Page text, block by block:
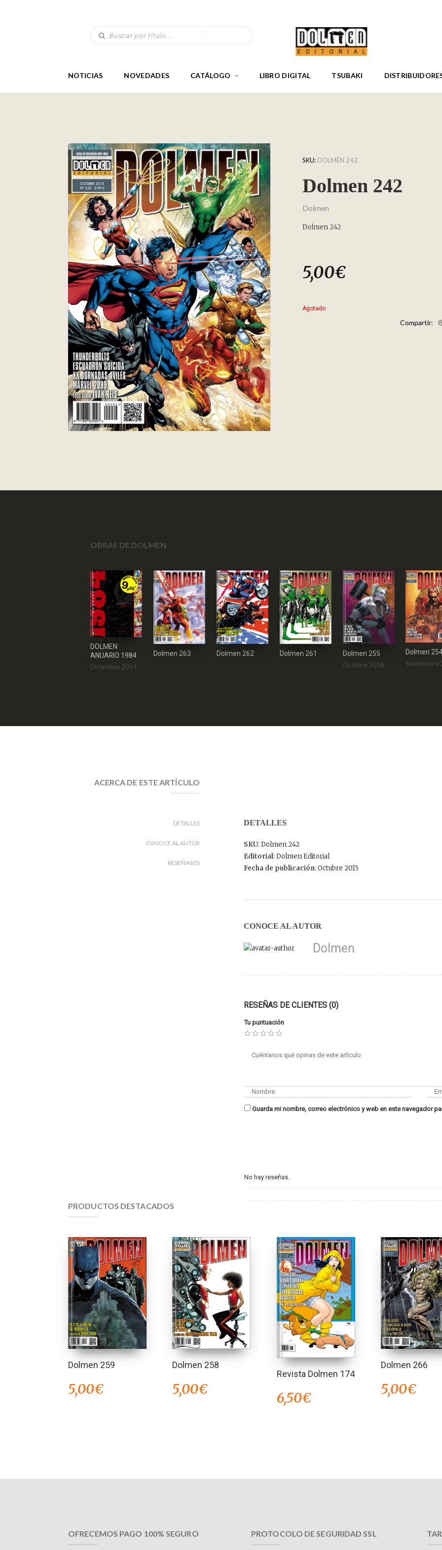
NOTICIAS NOVEDADES CATÁLOGO LIBRO DIGITAL TSUBAKI
SKU: DOLMEN 242
Dolmen 242
Dolmen
Dolmen 242
5,00€
Agotado
Compartir:
OBRAS DE DOLMEN
DOLMEN
ANUARIO 1984
Diciembre 2014
Dolmen 263 Dolmen 262 Dolmen 261
Dolmen 255
Octubre 2016
Dolmen
Septiembre
ACERCA DE ESTE ARTÍCULO
DETALLES
CONOCE AL AUTOR
RESEÑAS(0)
DETALLES
SKU: Dolmen 242
Editorial: Dolmen Editorial
Fecha de publicación: Octubre 2015
CONOCE AL AUTOR
Dolmen
RESEÑAS DE CLIENTES (0)
Tu puntuación
Guarda mi nombre, correo electrónico y web en este navegador
No hay reseñas.
PRODUCTOS DESTACADOS
Dolmen 259
5,00€
Dolmen 258
5,00€
Revista Dolmen 174
6,50€
Dolmen 266
5,00€
OFRECEMOS PAGO 100% SEGURO PROTOCOLO DE SEGURIDAD SSL